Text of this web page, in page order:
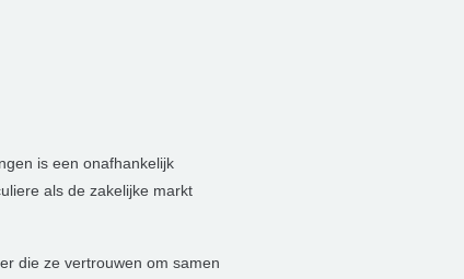
is een onafhankelijk
als de zakelijke markt
die ze vertrouwen om samen